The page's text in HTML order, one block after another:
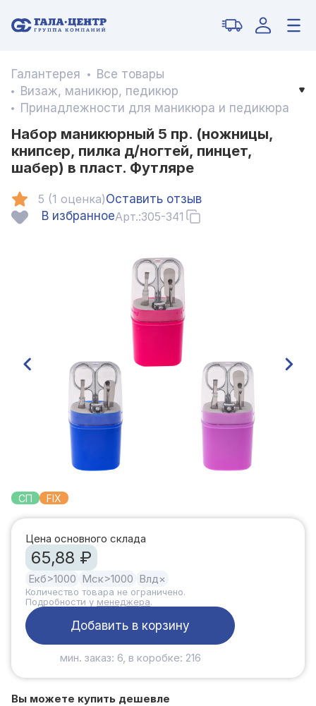
Галантерея
Все товары
Визаж, маникюр, педикюр
Принадлежности для маникюра и педикюра
Набор маникюрный 5 пр. (ножницы,
книпсер, пилка д/ногтей, пинцет,
шабер) в пласт. Футляре
5 (1 оценка)Оставить отзыв
В избранноеАрт.:305-341
СП FIX
Цена основного склада
65,88 ₽
Екб>1000 Мск>1000 Влд ×
Количество товара не ограничено.
Подробности у менеджера.
Добавить в корзину
мин. заказ: 6, в коробке: 216
Вы можете купить дешевле